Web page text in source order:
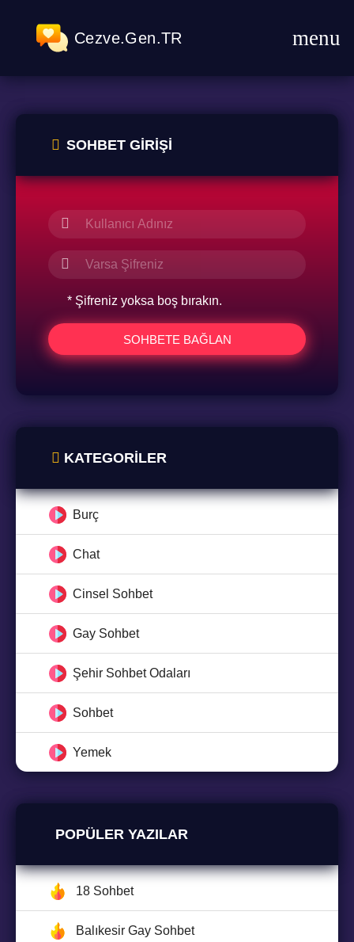
Cezve.Gen.TR
SOHBET GIRIŞI
* Şifreniz yoksa boş bırakın.
SOHBETE BAĞLAN
KATEGORILER
Burç
Chat
Cinsel Sohbet
Gay Sohbet
Şehir Sohbet Odaları
Sohbet
Yemek
POPÜLER YAZILAR
18 Sohbet
Balıkesir Gay Sohbet